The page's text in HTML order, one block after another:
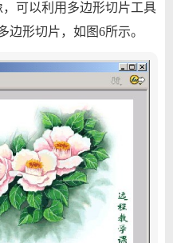
可以利用多边形切片工具
形切片，如图6所示。